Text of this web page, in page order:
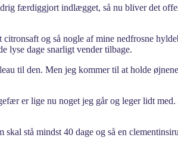
færdiggjort indlægget, så nu bliver det
og så nogle af mine nedfrosne
lyse dage snarligt vender tilbage.
til den. Men jeg kommer til at holde
er lige nu noget jeg går og leger lidt
stå mindst 40 dage og så en